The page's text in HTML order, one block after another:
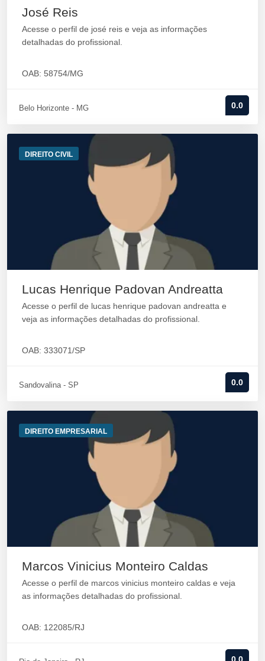
José Reis
Acesse o perfil de josé reis e veja as informações
detalhadas do profissional.
OAB: 58754/MG
Belo Horizonte - MG 0.0
DIREITO CIVIL
Lucas Henrique Padovan Andreatta
Acesse o perfil de lucas henrique padovan andreatta e
veja as informações detalhadas do profissional.
OAB: 333071/SP
Sandovalina - SP 0.0
DIREITO EMPRESARIAL
Marcos Vinicius Monteiro Caldas
Acesse o perfil de marcos vinicius monteiro caldas e veja
as informações detalhadas do profissional.
OAB: 122085/RJ